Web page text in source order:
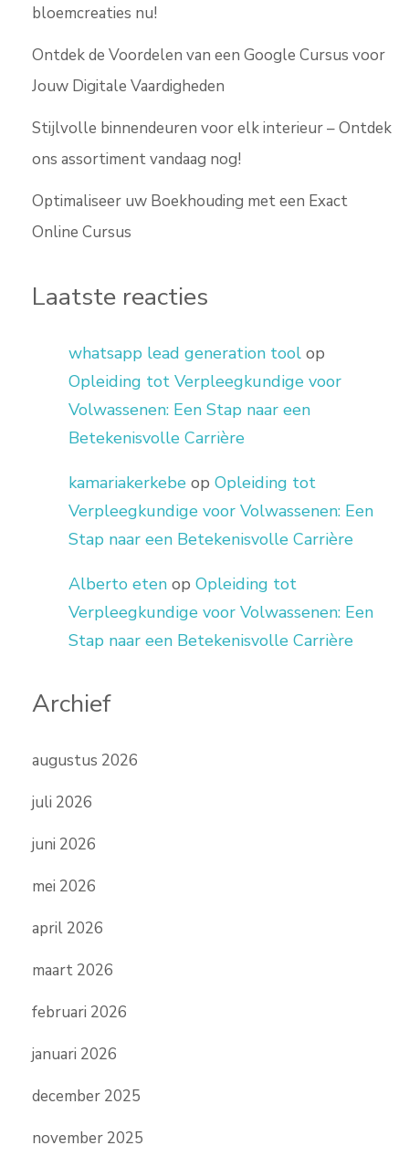
bloemcreaties nu!
Ontdek de Voordelen van een Google Cursus voor
Jouw Digitale Vaardigheden
Stijlvolle binnendeuren voor elk interieur – Ontdek
ons assortiment vandaag nog!
Optimaliseer uw Boekhouding met een Exact
Online Cursus
Laatste reacties
whatsapp lead generation tool op
Opleiding tot Verpleegkundige voor
Volwassenen: Een Stap naar een
Betekenisvolle Carrière
kamariakerkebe op Opleiding tot
Verpleegkundige voor Volwassenen: Een
Stap naar een Betekenisvolle Carrière
Alberto eten op Opleiding tot
Verpleegkundige voor Volwassenen: Een
Stap naar een Betekenisvolle Carrière
Archief
augustus 2026
juli 2026
juni 2026
mei 2026
april 2026
maart 2026
februari 2026
januari 2026
december 2025
november 2025